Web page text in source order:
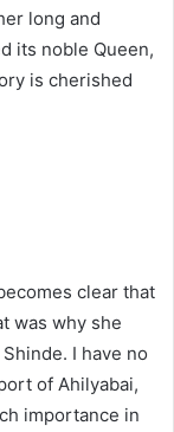
long and
its noble Queen,
is cherished
clear that
was why she
I have no
of Ahilyabai,
importance in